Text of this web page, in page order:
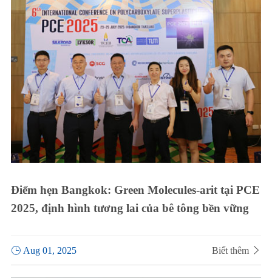
Điểm hẹn Bangkok: Green Molecules-arit tại PCE
2025, định hình tương lai của bê tông bền vững
Aug 01, 2025 Biết thêm 